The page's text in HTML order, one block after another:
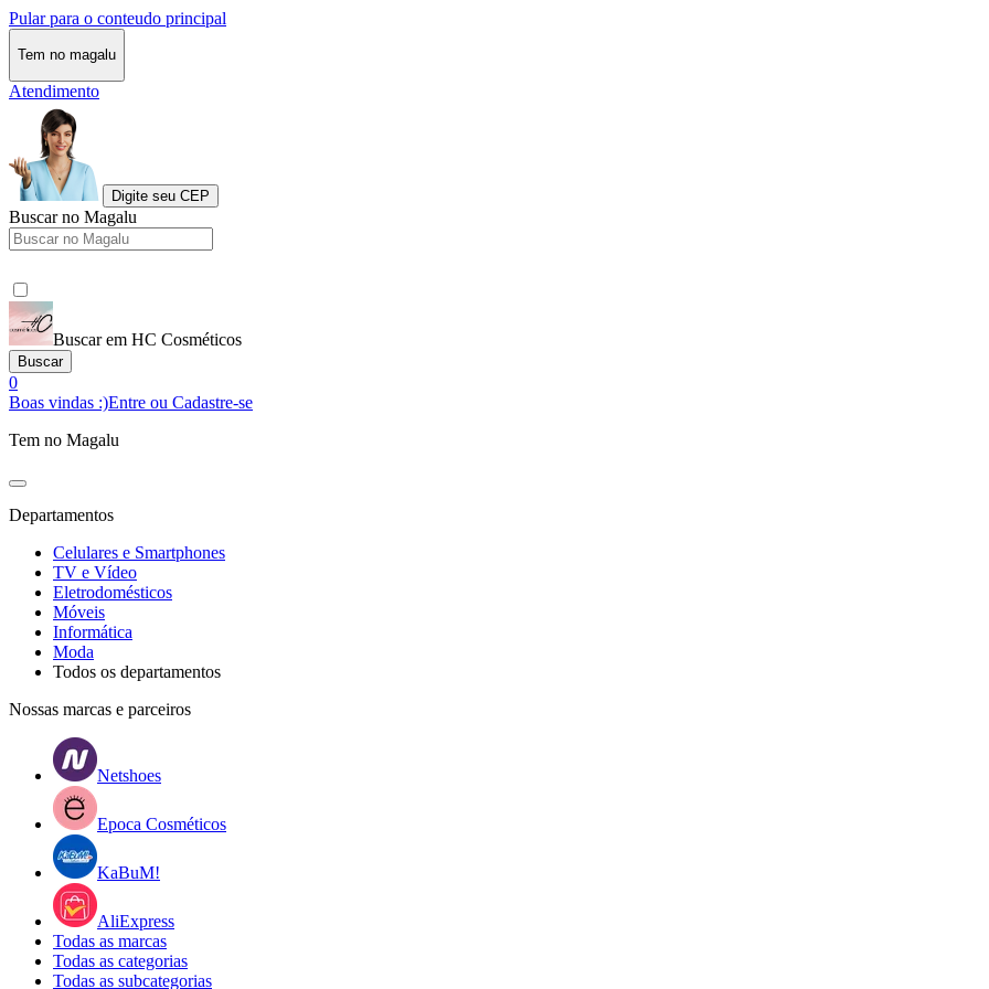
Pular para o conteudo principal
Tem no magalu
Atendimento
Digite seu CEP
Buscar no Magalu
Buscar em HC Cosméticos
Buscar
0
Boas vindas :)Entre ou Cadastre-se
Tem no Magalu
Departamentos
Celulares e Smartphones
TV e Vídeo
Eletrodomésticos
Móveis
Informática
Moda
Todos os departamentos
Nossas marcas e parceiros
Netshoes
Epoca Cosméticos
KaBuM!
AliExpress
Todas as marcas
Todas as categorias
Todas as subcategorias